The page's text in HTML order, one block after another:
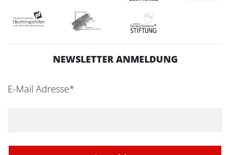
NEWSLETTER ANMELDUNG
E-Mail Adresse*